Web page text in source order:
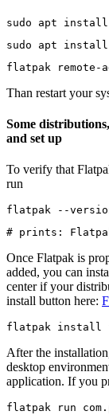
sudo apt
sudo apt install
flatpak
Than restart your
Some
and set up
To verify that
run
flatpak --
# prints:
Once Flatpak is
added, you can
center if your
install button here:
flatpak install
After the
desktop
application. If you
flatpak run